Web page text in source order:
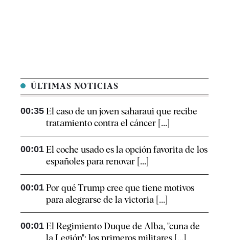
ÚLTIMAS NOTICIAS
00:35 El caso de un joven saharaui que recibe
tratamiento contra el cáncer [...]
00:01 El coche usado es la opción favorita de los
españoles para renovar [...]
00:01 Por qué Trump cree que tiene motivos
para alegrarse de la victoria [...]
00:01 El Regimiento Duque de Alba, "cuna de
la Legión": los primeros militares [...]